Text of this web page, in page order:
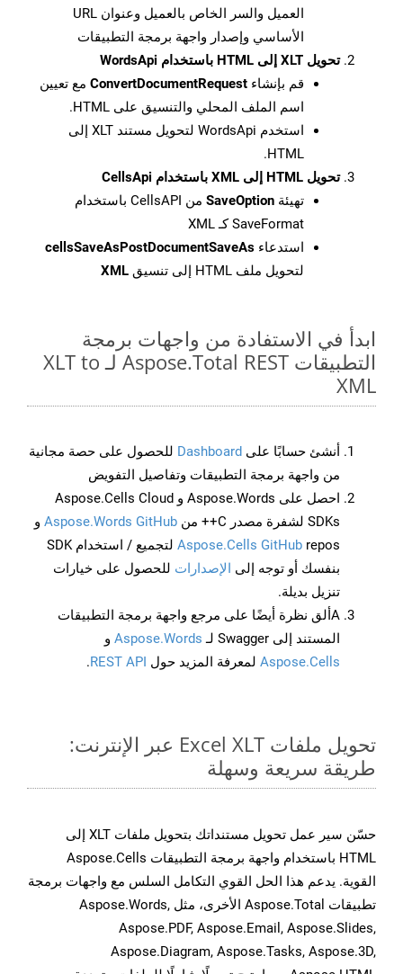
العميل والسر الخاص بالعميل وعنوان URL
الأساسي وإصدار واجهة برمجة التطبيقات
تحويل XLT إلى HTML باستخدام WordsApi
قم بإنشاء ConvertDocumentRequest مع تعيين
اسم الملف المحلي والتنسيق على HTML.
استخدم WordsApi لتحويل مستند XLT إلى
HTML.
تحويل HTML إلى XML باستخدام CellsApi
تهيئة SaveOption
من CellsAPI باستخدام
SaveFormat كـ XML
استدعاء cellsSaveAsPostDocumentSaveAs
لتحويل ملف HTML إلى تنسيق
XML
ابدأ في الاستفادة من واجهات برمجة
التطبيقات Aspose.Total REST لـ XLT to
XML
أنشئ حسابًا على Dashboard للحصول على حصة مجانية
من واجهة برمجة التطبيقات وتفاصيل التفويض
احصل على Aspose.Words و Aspose.Cells Cloud
SDKs لشفرة مصدر C++ من
Aspose.Words GitHub و
Aspose.Cells GitHub
repos لتجميع / استخدام SDK
بنفسك أو توجه إلى الإصدارات للحصول على خيارات
تنزيل بديلة.
Aألق نظرة أيضًا على مرجع واجهة برمجة التطبيقات
المستند إلى Swagger لـ
Aspose.Words و
Aspose.Cells لمعرفة المزيد حول REST API
.
تحويل ملفات Excel XLT عبر الإنترنت:
طريقة سريعة وسهلة
حسّن سير عمل تحويل مستنداتك بتحويل ملفات XLT إلى
HTML باستخدام واجهة برمجة التطبيقات Aspose.Cells
القوية. يدعم هذا الحل القوي التكامل السلس مع واجهات برمجة
تطبيقات Aspose.Total الأخرى، مثل Aspose.Words,
Aspose.PDF, Aspose.Email, Aspose.Slides,
Aspose.Diagram, Aspose.Tasks, Aspose.3D,